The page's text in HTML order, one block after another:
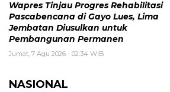
Wapres Tinjau Progres Rehabilitasi
Pascabencana di Gayo Lues, Lima
Jembatan Diusulkan untuk
Pembangunan Permanen
Jumat, 7 Agu 2026 - 02:34 WIB
NASIONAL